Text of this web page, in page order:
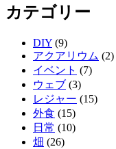
カテゴリー
DIY (9)
アクアリウム (2)
イベント (7)
ウェブ (3)
レジャー (15)
外食 (15)
日常 (10)
畑 (26)